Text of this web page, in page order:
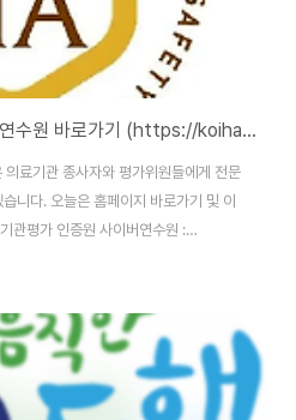
의료기관평가 인증원 사이버연수원 바로가기 (https://koiha.ezcampus.me/)
료기관 종사자와 평가위원들에게 전문
니다. 오늘은 홈페이지 바로가기 및 이
관평가 인증원 사이버연수원 :
평가 인증원 사이버연수원 홈페이
. 홈페이지 이용을 위해서는 본인인
. 사이버연수원이란?의료기관평가인증
평가위원을 대상으로 다양한 온라인 교
의료기관의 인증 준비와 유지관리에